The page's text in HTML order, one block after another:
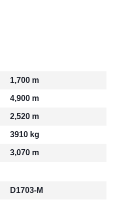
1,700 m
4,900 m
2,520 m
3910 kg
3,070 m
D1703-M